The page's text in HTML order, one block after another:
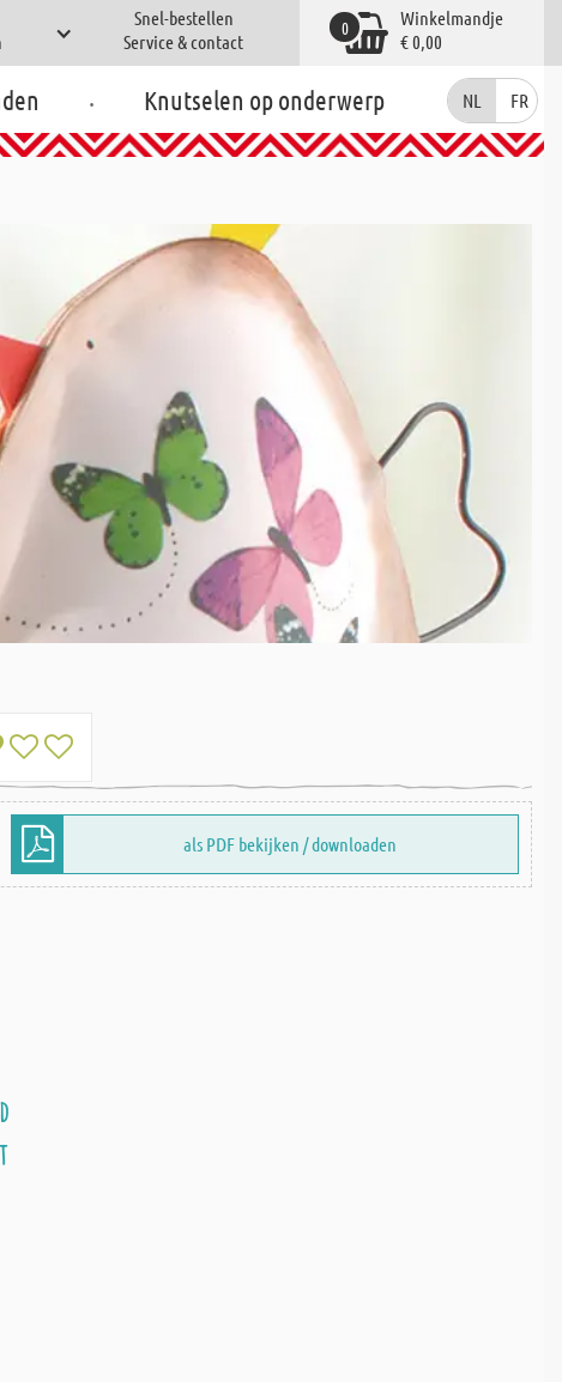
Snel-bestellen
Service & contact
Winkelmandje
€ 0,00
0
. Knutselen op onderwerp NL FR
als PDF bekijken / downloaden